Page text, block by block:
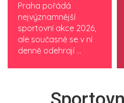
Praha pořádá
nejvýznamnější
sportovní akce 2026,
ale současně se v ní
denně odehrají ...